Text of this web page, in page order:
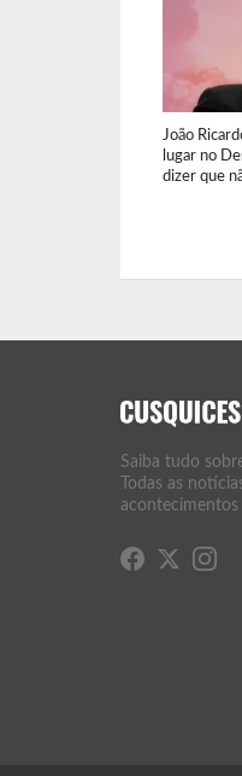
João
lugar no
dizer que
Saiba tudo
Todas as